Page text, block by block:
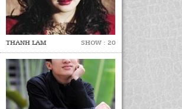
THANH LAM SHOW : 20